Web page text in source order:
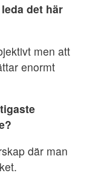
det här
men att
enormt
där man